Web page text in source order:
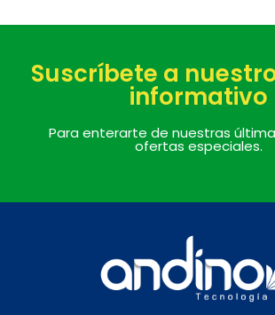
Suscríbete a
informativo
Para enterarte de nuestras
ofertas especiales.